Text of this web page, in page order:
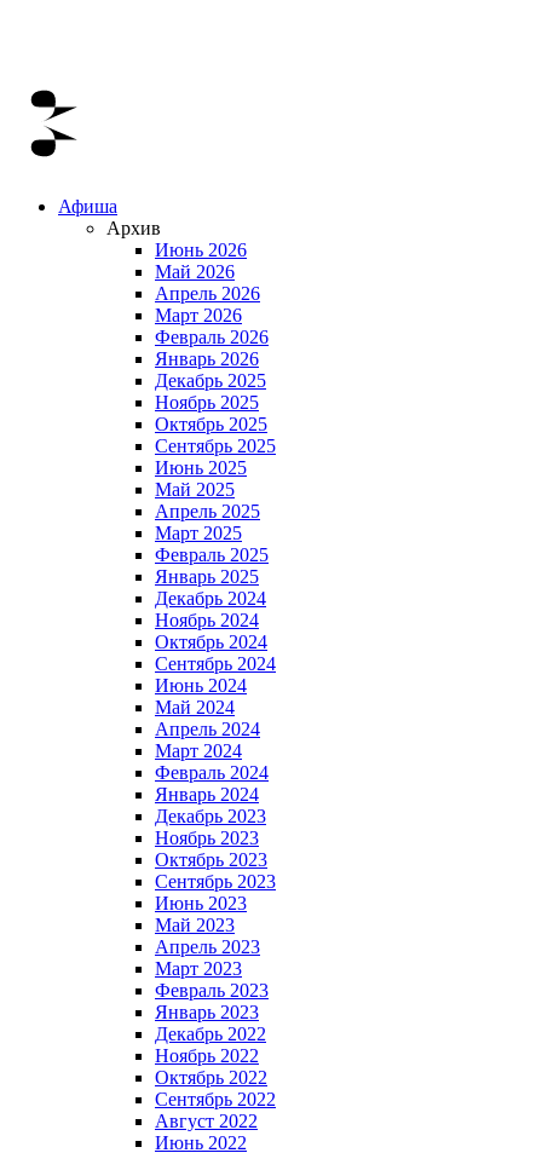
Афиша
Архив
Июнь 2026
Май 2026
Апрель 2026
Март 2026
Февраль 2026
Январь 2026
Декабрь 2025
Ноябрь 2025
Октябрь 2025
Сентябрь 2025
Июнь 2025
Май 2025
Апрель 2025
Март 2025
Февраль 2025
Январь 2025
Декабрь 2024
Ноябрь 2024
Октябрь 2024
Сентябрь 2024
Июнь 2024
Май 2024
Апрель 2024
Март 2024
Февраль 2024
Январь 2024
Декабрь 2023
Ноябрь 2023
Октябрь 2023
Сентябрь 2023
Июнь 2023
Май 2023
Апрель 2023
Март 2023
Февраль 2023
Январь 2023
Декабрь 2022
Ноябрь 2022
Октябрь 2022
Сентябрь 2022
Август 2022
Июнь 2022